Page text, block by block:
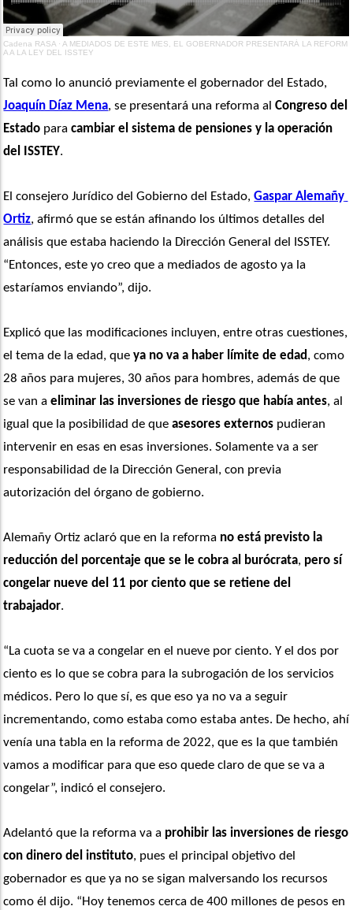
Cadena RASA · A MEDIADOS DE ESTE MES, EL GOBERNADOR PRESENTARÁ LA REFORM
A A LA LEY DEL ISSTEY
Joaquín Díaz Mena, se presentará una reforma al Congreso del
Estado para cambiar el sistema de pensiones y la operación
del ISSTEY.
El consejero Jurídico del Gobierno del Estado, Gaspar Alemañy
Ortiz, afirmó que se están afinando los últimos detalles del
análisis que estaba haciendo la Dirección General del ISSTEY.
“Entonces, este yo creo que a mediados de agosto ya la
estaríamos enviando”, dijo.
Explicó que las modificaciones incluyen, entre otras cuestiones,
el tema de la edad, que ya no va a haber límite de edad, como
28 años para mujeres, 30 años para hombres, además de que
se van a eliminar las inversiones de riesgo que había antes, al
igual que la posibilidad de que asesores externos pudieran
intervenir en esas en esas inversiones. Solamente va a ser
responsabilidad de la Dirección General, con previa
autorización del órgano de gobierno.
Alemañy Ortiz aclaró que en la reforma no está previsto la
reducción del porcentaje que se le cobra al burócrata, pero sí
congelar nueve del 11 por ciento que se retiene del
trabajador.
“La cuota se va a congelar en el nueve por ciento. Y el dos por
ciento es lo que se cobra para la subrogación de los servicios
médicos. Pero lo que sí, es que eso ya no va a seguir
incrementando, como estaba como estaba antes. De hecho, ahí
venía una tabla en la reforma de 2022, que es la que también
vamos a modificar para que eso quede claro de que se va a
congelar”, indicó el consejero.
Adelantó que la reforma va a prohibir las inversiones de riesgo
con dinero del instituto, pues el principal objetivo del
gobernador es que ya no se sigan malversando los recursos
como él dijo. “Hoy tenemos cerca de 400 millones de pesos en